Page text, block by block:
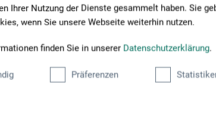
Ihrer Nutzung der Dienste gesammelt haben. Sie
wenn Sie unsere Webseite weiterhin nutzen.
finden Sie in unserer Datenschutzerklärung.
Präferenzen
Producent-